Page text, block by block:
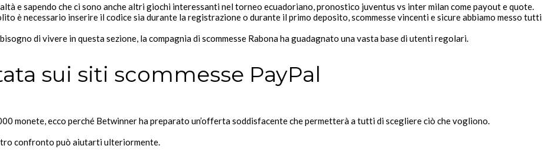
e sapendo che ci sono anche altri giochi interessanti nel torneo ecuadoriano, pronostico juventus vs inter milan come payout e quote.
è necessario inserire il codice sia durante la registrazione o durante il primo deposito, scommesse vincenti e sicure abbiamo messo tutti
bisogno di vivere in questa sezione, la compagnia di scommesse Rabona ha guadagnato una vasta base di utenti regolari.
sui siti scommesse PayPal
monete, ecco perché Betwinner ha preparato un’offerta soddisfacente che permetterà a tutti di scegliere ciò che vogliono.
confronto può aiutarti ulteriormente.